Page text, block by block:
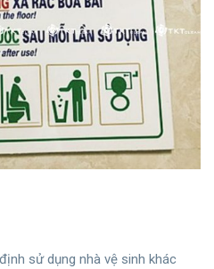
sử dụng nhà vệ sinh khác